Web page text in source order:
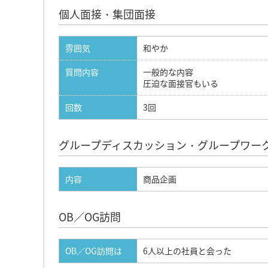
個人面接・集団面接
雰囲気
和やか
質問内容
一般的な内容
圧迫な面接官もいる
回数
3回
グループディスカッション・グループワー
内容 商品企画
OB／OG訪問
OB／OG訪問は 6人以上の社員と会った